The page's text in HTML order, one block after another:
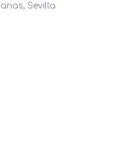
Sevilla